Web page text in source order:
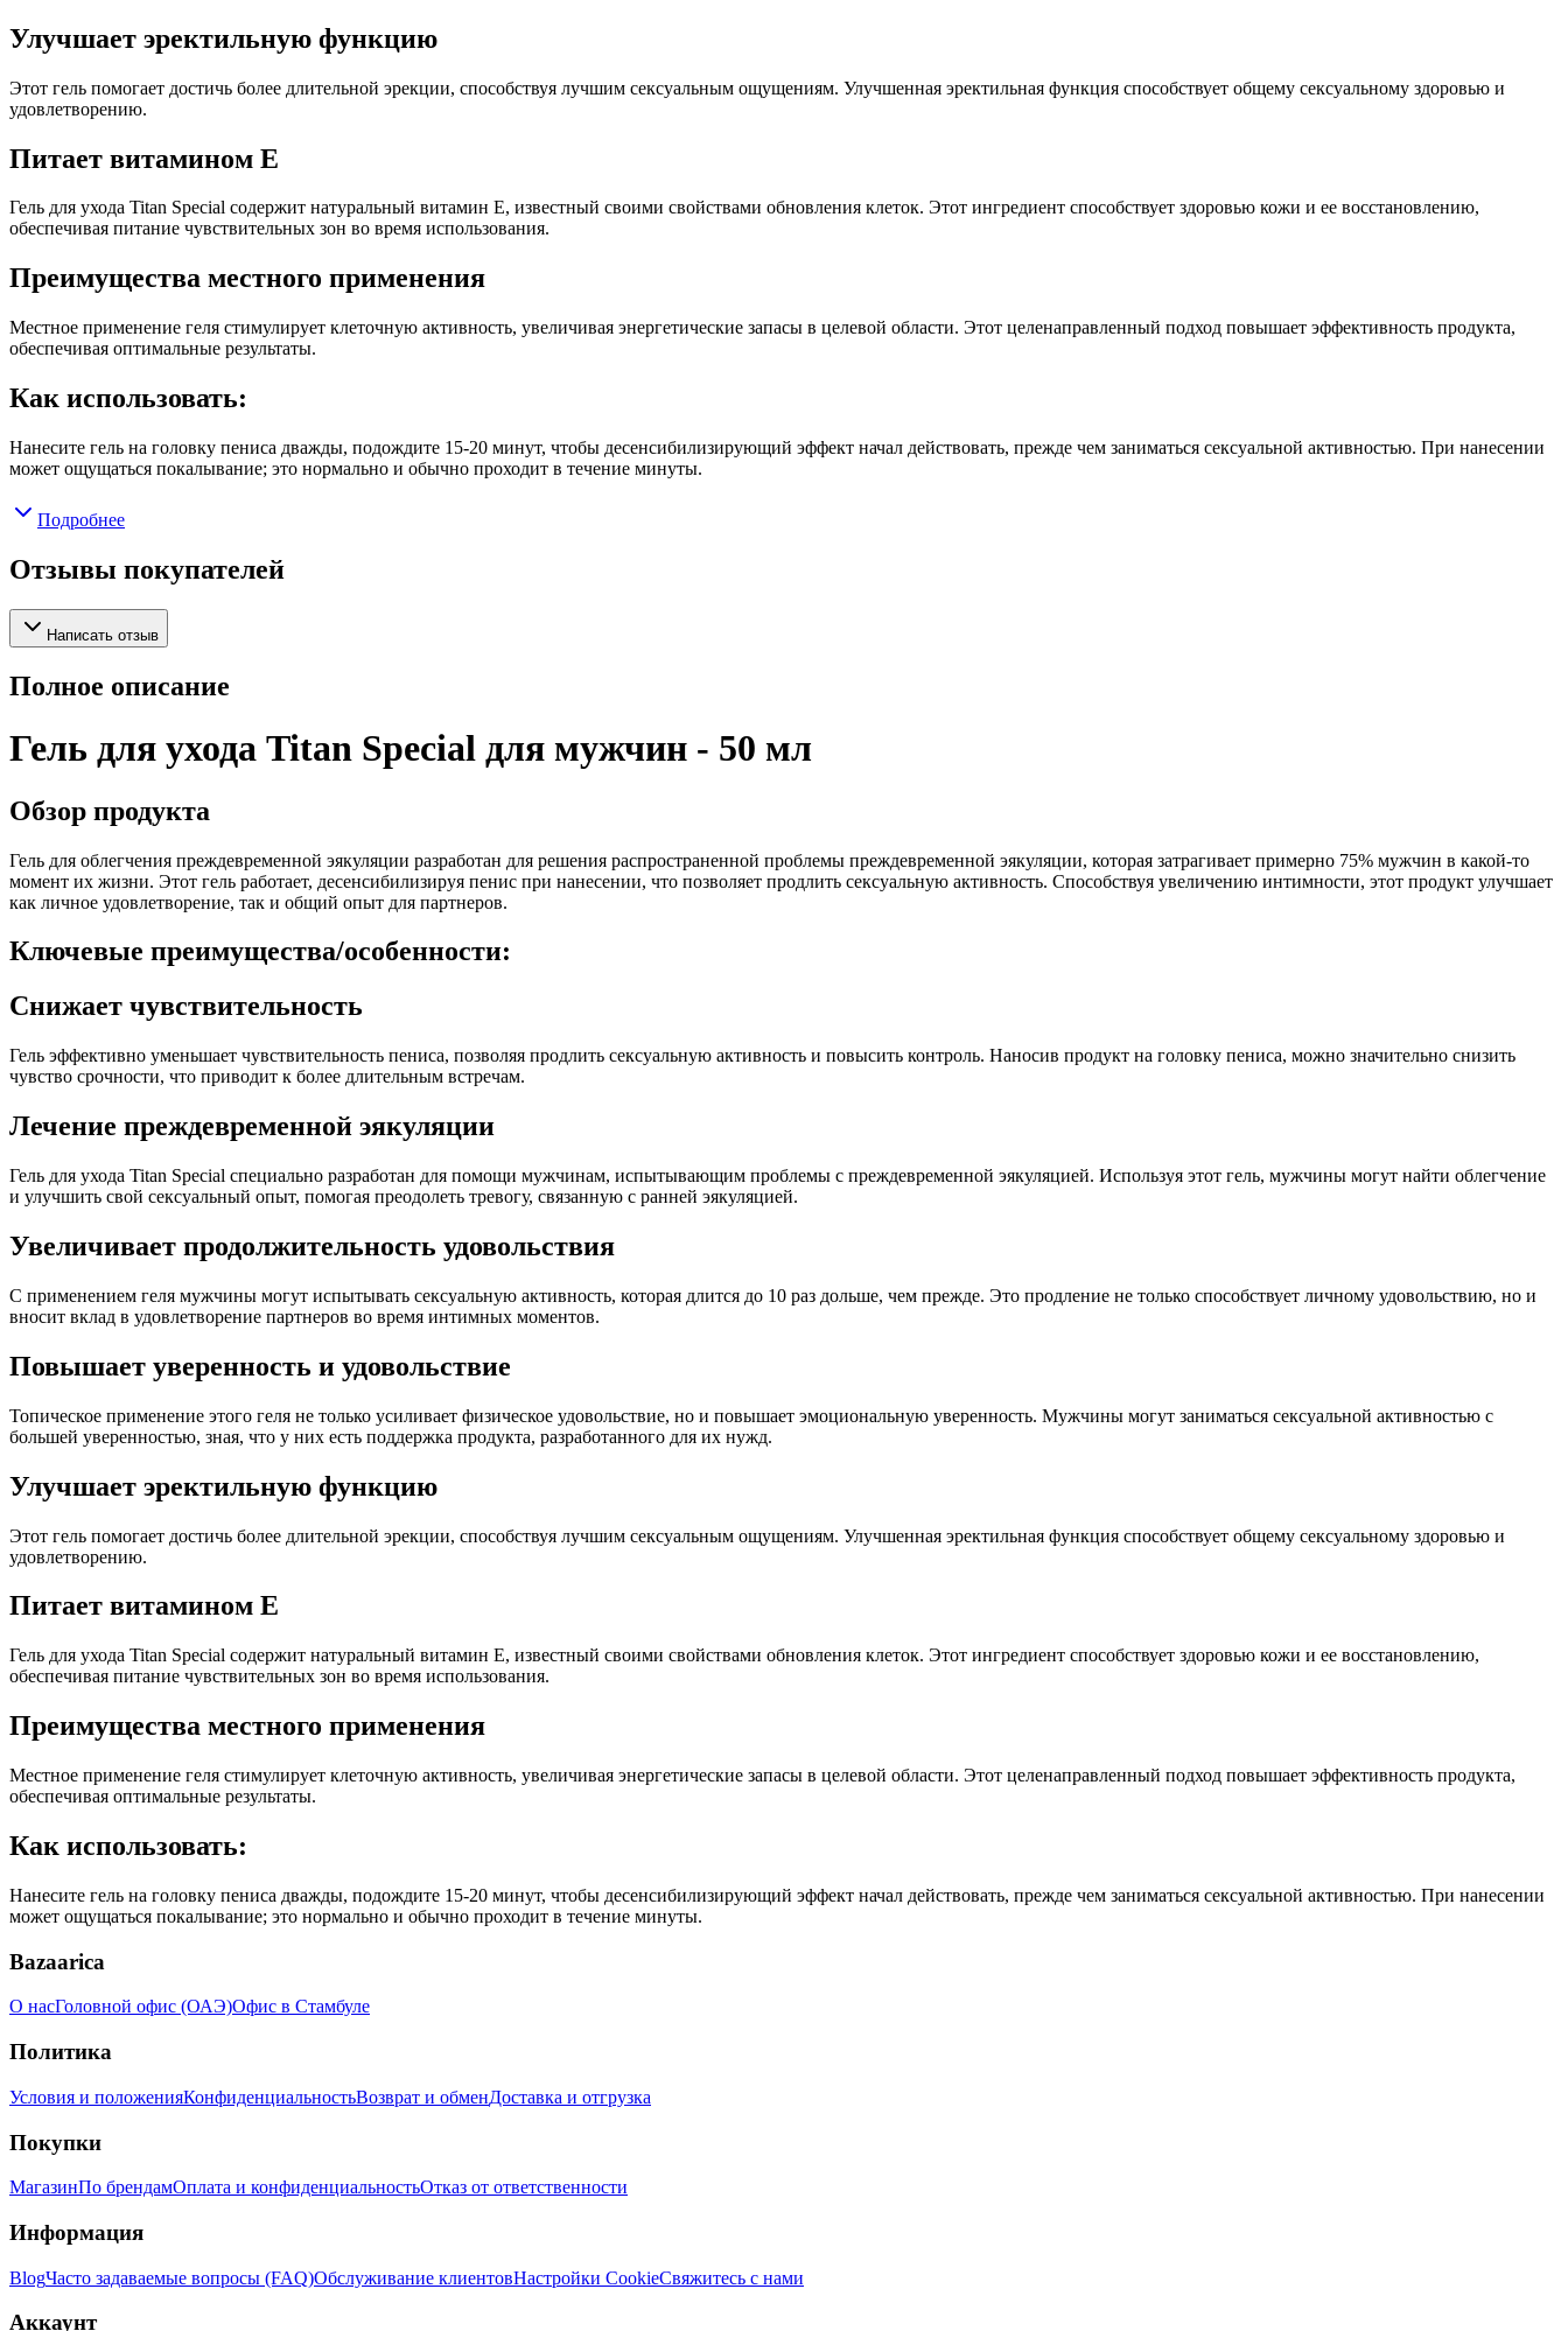
Улучшает эректильную функцию
Этот гель помогает достичь более длительной эрекции, способствуя лучшим сексуальным ощущениям. Улучшенная эректильная функция способствует общему сексуальному здоровью и
удовлетворению.
Питает витамином E
Гель для ухода Titan Special содержит натуральный витамин E, известный своими свойствами обновления клеток. Этот ингредиент способствует здоровью кожи и ее восстановлению,
обеспечивая питание чувствительных зон во время использования.
Преимущества местного применения
Местное применение геля стимулирует клеточную активность, увеличивая энергетические запасы в целевой области. Этот целенаправленный подход повышает эффективность продукта,
обеспечивая оптимальные результаты.
Как использовать:
Нанесите гель на головку пениса дважды, подождите 15-20 минут, чтобы десенсибилизирующий эффект начал действовать, прежде чем заниматься сексуальной активностью. При нанесении
может ощущаться покалывание; это нормально и обычно проходит в течение минуты.
Подробнее
Отзывы покупателей
Написать отзыв
Полное описание
Гель для ухода Titan Special для мужчин - 50 мл
Обзор продукта
Гель для облегчения преждевременной эякуляции разработан для решения распространенной проблемы преждевременной эякуляции, которая затрагивает примерно 75% мужчин в какой-то
момент их жизни. Этот гель работает, десенсибилизируя пенис при нанесении, что позволяет продлить сексуальную активность. Способствуя увеличению интимности, этот продукт улучшает
как личное удовлетворение, так и общий опыт для партнеров.
Ключевые преимущества/особенности:
Снижает чувствительность
Гель эффективно уменьшает чувствительность пениса, позволяя продлить сексуальную активность и повысить контроль. Наносив продукт на головку пениса, можно значительно снизить
чувство срочности, что приводит к более длительным встречам.
Лечение преждевременной эякуляции
Гель для ухода Titan Special специально разработан для помощи мужчинам, испытывающим проблемы с преждевременной эякуляцией. Используя этот гель, мужчины могут найти облегчение
и улучшить свой сексуальный опыт, помогая преодолеть тревогу, связанную с ранней эякуляцией.
Увеличивает продолжительность удовольствия
С применением геля мужчины могут испытывать сексуальную активность, которая длится до 10 раз дольше, чем прежде. Это продление не только способствует личному удовольствию, но и
вносит вклад в удовлетворение партнеров во время интимных моментов.
Повышает уверенность и удовольствие
Топическое применение этого геля не только усиливает физическое удовольствие, но и повышает эмоциональную уверенность. Мужчины могут заниматься сексуальной активностью с
большей уверенностью, зная, что у них есть поддержка продукта, разработанного для их нужд.
Улучшает эректильную функцию
Этот гель помогает достичь более длительной эрекции, способствуя лучшим сексуальным ощущениям. Улучшенная эректильная функция способствует общему сексуальному здоровью и
удовлетворению.
Питает витамином E
Гель для ухода Titan Special содержит натуральный витамин E, известный своими свойствами обновления клеток. Этот ингредиент способствует здоровью кожи и ее восстановлению,
обеспечивая питание чувствительных зон во время использования.
Преимущества местного применения
Местное применение геля стимулирует клеточную активность, увеличивая энергетические запасы в целевой области. Этот целенаправленный подход повышает эффективность продукта,
обеспечивая оптимальные результаты.
Как использовать:
Нанесите гель на головку пениса дважды, подождите 15-20 минут, чтобы десенсибилизирующий эффект начал действовать, прежде чем заниматься сексуальной активностью. При нанесении
может ощущаться покалывание; это нормально и обычно проходит в течение минуты.
Bazaarica
О насГоловной офис (ОАЭ)Офис в Стамбуле
Политика
Условия и положенияКонфиденциальностьВозврат и обменДоставка и отгрузка
Покупки
МагазинПо брендамОплата и конфиденциальностьОтказ от ответственности
Информация
BlogЧасто задаваемые вопросы (FAQ)Обслуживание клиентовНастройки CookieСвяжитесь с нами
Аккаунт